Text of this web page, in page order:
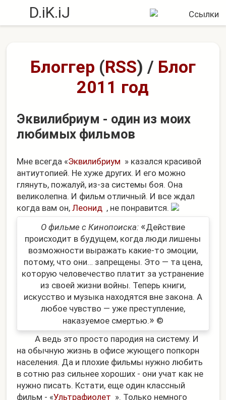
D.iK.iJ
Блоггер (RSS) / Блог
2011 год
Эквилибриум - один из моих
любимых фильмов
Мне всегда «Эквилибриум » казался красивой
антиутопией. Не хуже других. И его можно
глянуть, пожалуй, из-за системы боя. Она
великолепна. И фильм отличный. И все ждал
когда вам он,Леонид , не понравится.
О фильме с Кинопоиска: «Действие
происходит в будущем, когда люди лишены
возможности выражать какие-то эмоции,
потому, что они… запрещены. Это — та цена,
которую человечество платит за устранение
из своей жизни войны. Теперь книги,
искусство и музыка находятся вне закона. А
любое чувство — уже преступление,
наказуемое смертью.» ©
А ведь это просто пародия на систему. И
на обычную жизнь в офисе жующего попкорн
населения. Да и плохие фильмы нужно любить
в сотню раз сильнее хороших - они учат как не
нужно писать. Кстати, еще один классный
фильм - «Ультрафиолет ». Только немного